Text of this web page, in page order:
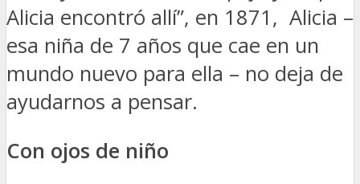
Alicia encontró allí”, en 1871, Alicia –
esa niña de 7 años que cae en un
mundo nuevo para ella – no deja de
ayudarnos a pensar.
Con ojos de niño